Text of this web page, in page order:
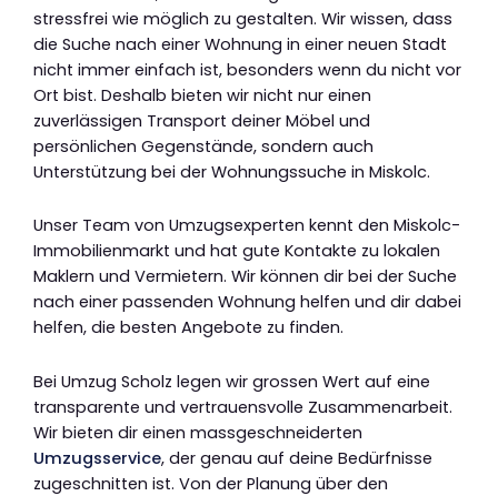
stressfrei wie möglich zu gestalten. Wir wissen, dass
die Suche nach einer Wohnung in einer neuen Stadt
nicht immer einfach ist, besonders wenn du nicht vor
Ort bist. Deshalb bieten wir nicht nur einen
zuverlässigen Transport deiner Möbel und
persönlichen Gegenstände, sondern auch
Unterstützung bei der Wohnungssuche in Miskolc.
Unser Team von Umzugsexperten kennt den Miskolc-
Immobilienmarkt und hat gute Kontakte zu lokalen
Maklern und Vermietern. Wir können dir bei der Suche
nach einer passenden Wohnung helfen und dir dabei
helfen, die besten Angebote zu finden.
Bei Umzug Scholz legen wir grossen Wert auf eine
transparente und vertrauensvolle Zusammenarbeit.
Wir bieten dir einen massgeschneiderten
Umzugsservice, der genau auf deine Bedürfnisse
zugeschnitten ist. Von der Planung über den